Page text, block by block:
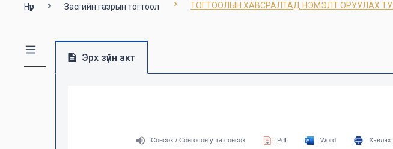
Нүүр Засгийн газрын тогтоол ТОГТООЛЫН ХАВСРАЛТАД НЭМЭЛТ ОРУУЛАХ
Эрх зүйн акт
Сонсох / Сонгосон утга сонсох Pdf Word Хэвлэх